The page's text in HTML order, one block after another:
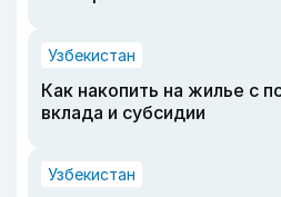
Узбекистан
Как накопить на жилье с
вклада и субсидии
Узбекистан